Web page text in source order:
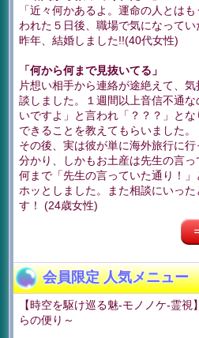
「近々何かあるよ。運命の人とは
われた５日後、職場で気になってい
昨年、結婚しました!!(40代女性)
「何から何まで見抜いてる」
片想い相手から連絡が途絶えて、
談しました。１週間以上音信不通
いですよ」と言われ「？？？」と
できることを教えてもらいました。
その後、実は彼が単に海外旅行に
分かり、しかもお土産は先生の言
何まで「先生の言っていた通り！
ホッとしました。また相談にいっ
す！ (24歳女性)
会員限定 人気メニュー
【時空を駆け巡る魅-モノノケ-霊
らの便り～